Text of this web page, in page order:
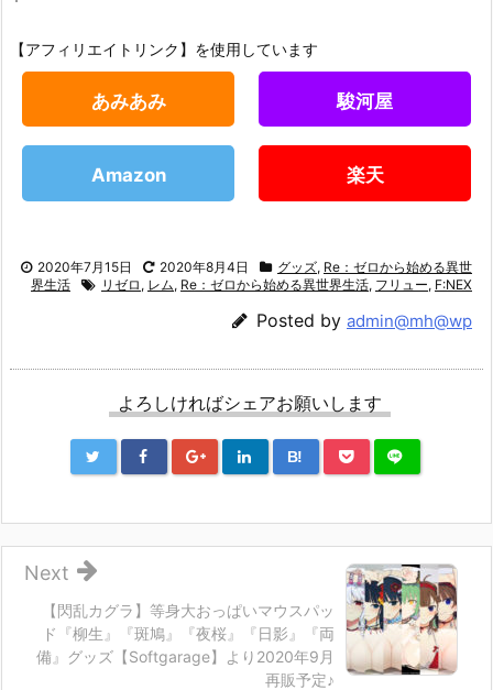
【アフィリエイトリンク】を使用しています
あみあみ 駿河屋
Amazon 楽天
2020年7月15日 2020年8月4日 グッズ, Re：ゼロから始める異世
界生活
リゼロ , レム, Re：ゼロから始める異世界生活, フリュー, F:NEX
Posted by admin@mh@wp
よろしければシェアお願いします
B!
【閃乱カグラ】等身大おっぱいマウスパッ
ド『柳生』『斑鳩』『夜桜』『日影』『両
備』グッズ【Softgarage】より2020年9月
再販予定♪
Next